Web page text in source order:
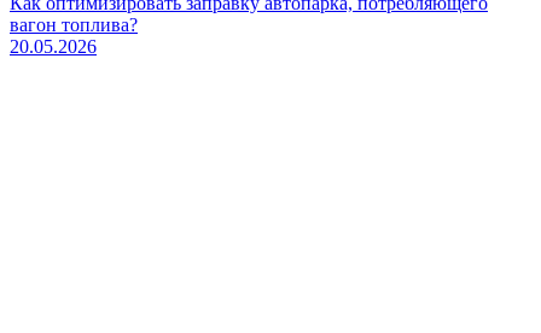
вагон топлива?
20.05.2026